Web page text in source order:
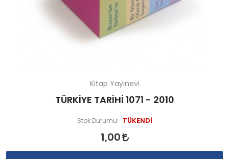
Kitap Yayınevi
TÜRKİYE TARİHİ 1071 - 2010
Stok Durumu: TÜKENDİ
1,00